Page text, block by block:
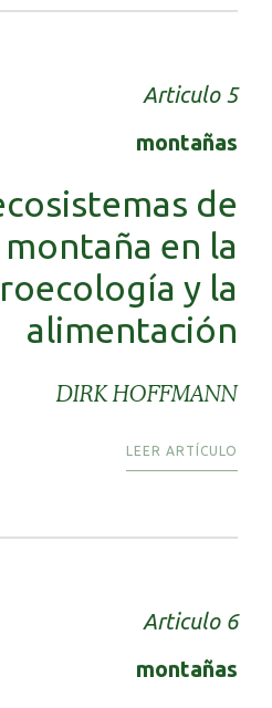
Articulo 5
montañas
de
montaña en la
y la
alimentación
DIRK HOFFMANN
LEER ARTÍCULO
Articulo 6
montañas